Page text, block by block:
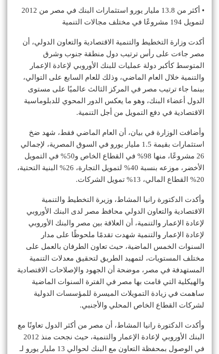
• أكثر من 13.8 مليار يورو استثمارات البنك في مصر من 2012
لتمويل 194 مشروعًا في مختلف مجالات التنمية
أكدت وزارة التخطيط والتنمية الاقتصادية والتعاون الدولي، أن
مصر جاءت على رأس ترتيب دول منطقة جنوب وشرق
المتوسط كأكبر دولة عمليات للبنك الأوروبي لإعادة الإعمار
والتنمية خلال العام الماضي، وذلك للعام السابع على التوالي،
بينما جاء ترتيب مصر في المركز الثالث عالميًا على مستوى
الدول أعضاء البنك، وهو ما يعكس الدور المحوي للدبلوماسية
الاقتصادية في دفع التمويل من أجل التنمية.
وأضافت الوزارة في بيان، أن العام الماضي فقط، شهد ضخ
استثمارات بقيمة 1.5 مليار يورو في السوق المصرية، لإجمالي
26 مشروعًا، منها 98% في القطاع الخاص و50% في التمويل
الأخضر، موزعه بنسبة 40% لتمويل التجارة، 26% البنية التحتية،
20% القطاع المالي، 13% تمويل الشركات.
وأكدت الدكتورة رانيا المشاط، وزيرة التخطيط والتنمية
الاقتصادية والتعاون الدولي محافظ مصر لدى البنك الأوروبي
لإعادة الإعمار والتنمية، أن العلاقة بين مصر والبنك الأوروبي
لإعادة الإعمار والتنمية شهدت تقدمًا ملحوظًا على مدار
السنوات الخمس الماضية، حيث تعاون الطرفان بالعمل على
مختلف المستويات، لتمهيد الطريق لتحقيق معدلات التنمية
المستهدفة في مصر، موضحة أن الجهود والإصلاحات الاقتصادية
والهيكلية التي قامت بها مصر في الفترة السنوات الماضية
ساهمت في زيادة التمويلات الميسرة للمؤسسات الدولية
لشركات القطاع الخاص المحلي والأجنبي.
وأكدت الدكتورة رانيا المشاط، أن مصر من أكثر الدول تعاونًا مع
البنك الأوروبي لإعادة الإعمار والتنمية، حيث نجحت منذ 2012
في الوصول بمحفظة التعاون مع البنك لحوالي 13 مليار يورو لـ